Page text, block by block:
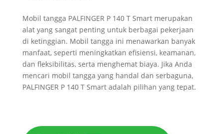
Mobil tangga PALFINGER P 140 T Smart merupakan
alat yang sangat penting untuk berbagai pekerjaan
di ketinggian. Mobil tangga ini menawarkan banyak
manfaat, seperti meningkatkan efisiensi, keamanan,
dan fleksibilitas, serta menghemat biaya. Jika Anda
mencari mobil tangga yang handal dan serbaguna,
PALFINGER P 140 T Smart adalah pilihan yang tepat.